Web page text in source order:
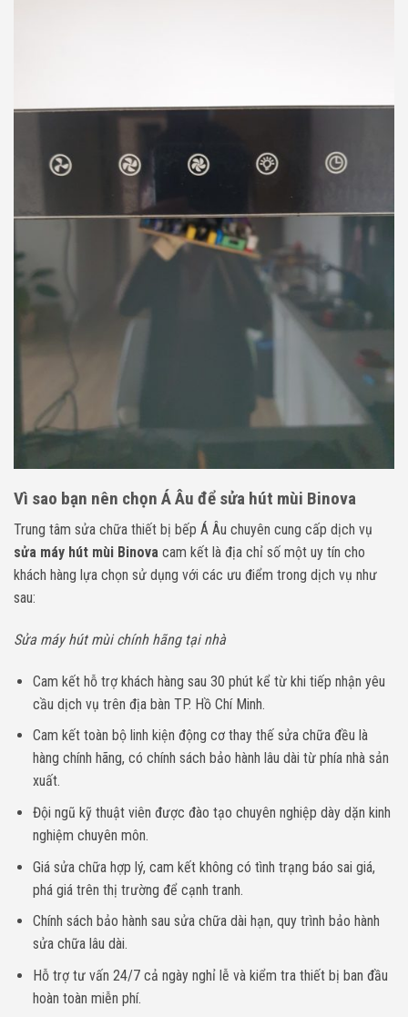
Vì sao bạn nên chọn Á Âu để sửa hút mùi Binova
Trung tâm sửa chữa thiết bị bếp Á Âu chuyên cung cấp dịch vụ
sửa máy hút mùi Binova cam kết là địa chỉ số một uy tín cho
khách hàng lựa chọn sử dụng với các ưu điểm trong dịch vụ như
sau:
Sửa máy hút mùi chính hãng tại nhà
Cam kết hỗ trợ khách hàng sau 30 phút kể từ khi tiếp nhận yêu
cầu dịch vụ trên địa bàn TP. Hồ Chí Minh.
Cam kết toàn bộ linh kiện động cơ thay thế sửa chữa đều là
hàng chính hãng, có chính sách bảo hành lâu dài từ phía nhà sản
xuất.
Đội ngũ kỹ thuật viên được đào tạo chuyên nghiệp dày dặn kinh
nghiệm chuyên môn.
Giá sửa chữa hợp lý, cam kết không có tình trạng báo sai giá,
phá giá trên thị trường để cạnh tranh.
Chính sách bảo hành sau sửa chữa dài hạn, quy trình bảo hành
sửa chữa lâu dài.
Hỗ trợ tư vấn 24/7 cả ngày nghỉ lễ và kiểm tra thiết bị ban đầu
hoàn toàn miễn phí.